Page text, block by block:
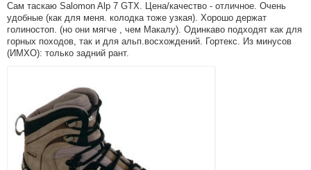
Сам таскаю Salomon Alp 7 GTX. Цена/качество - отличное. Очень
удобные (как для меня. колодка тоже узкая). Хорошо держат
голиностоп. (но они мягче , чем Макалу). Одинкаво подходят как для
горных походов, так и для альп.восхождений. Гортекс. Из минусов
(ИМХО): только задний рант.